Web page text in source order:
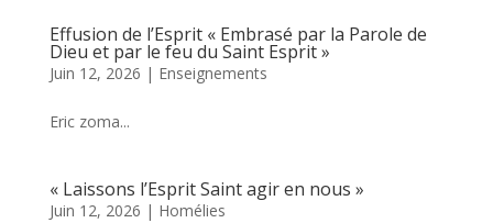
Effusion de l’Esprit « Embrasé par la Parole de
Dieu et par le feu du Saint Esprit »
Juin 12, 2026 | Enseignements
Eric zoma...
« Laissons l’Esprit Saint agir en nous »
Juin 12, 2026 | Homélies